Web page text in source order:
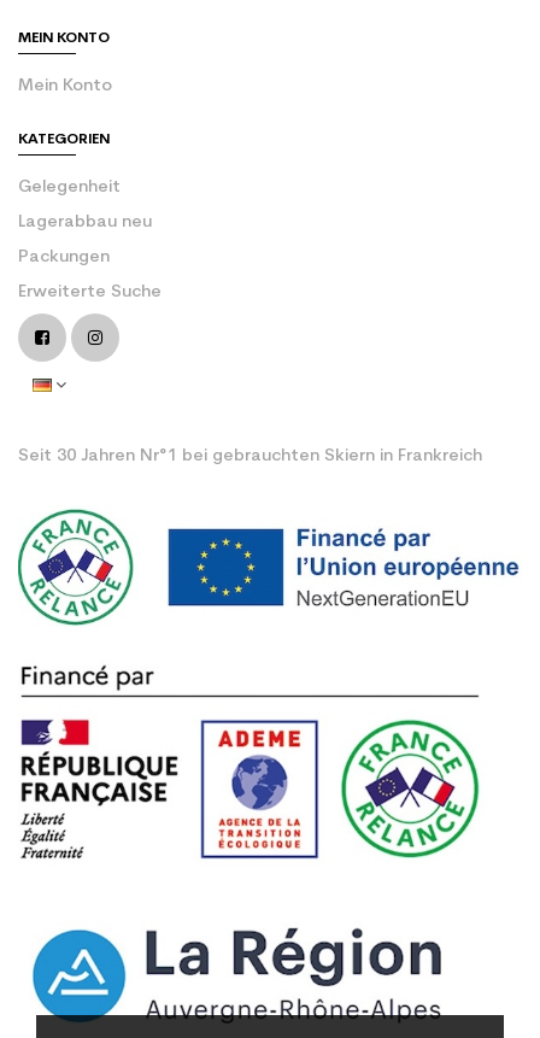
MEIN KONTO
Mein Konto
KATEGORIEN
Gelegenheit
Lagerabbau neu
Packungen
Erweiterte Suche
Seit 30 Jahren Nr°1 bei gebrauchten Skiern in Frankreich